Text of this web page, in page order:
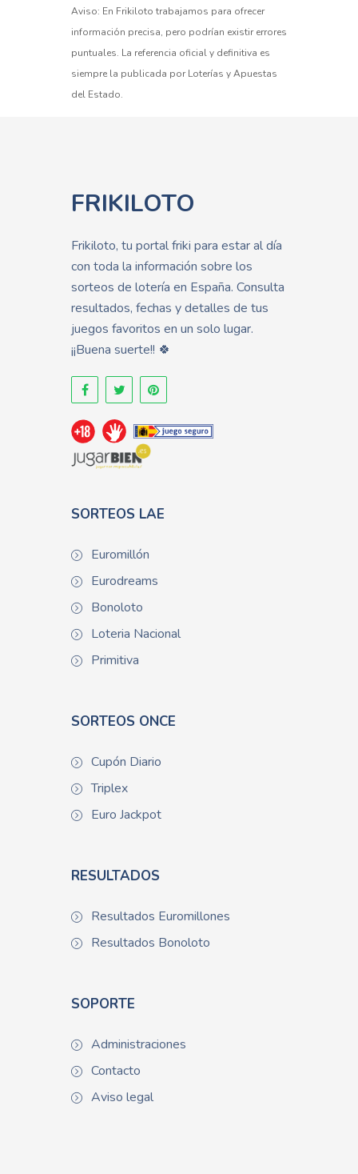
Aviso: En Frikiloto trabajamos para ofrecer
información precisa, pero podrían existir errores
puntuales. La referencia oficial y definitiva es
siempre la publicada por Loterías y Apuestas
del Estado.
FRIKILOTO
Frikiloto, tu portal friki para estar al día
con toda la información sobre los
sorteos de lotería en España. Consulta
resultados, fechas y detalles de tus
juegos favoritos en un solo lugar.
¡¡Buena suerte!! 🍀
SORTEOS LAE
Euromillón
Eurodreams
Bonoloto
Loteria Nacional
Primitiva
SORTEOS ONCE
Cupón Diario
Triplex
Euro Jackpot
RESULTADOS
Resultados Euromillones
Resultados Bonoloto
SOPORTE
Administraciones
Contacto
Aviso legal